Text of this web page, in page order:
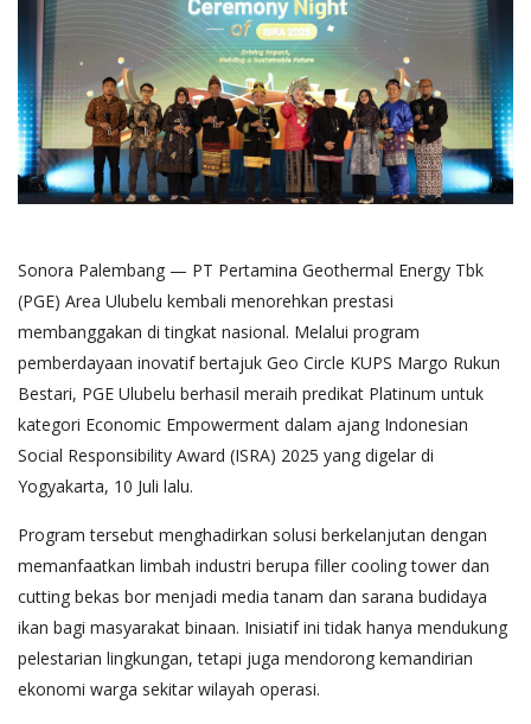
Sonora Palembang — PT Pertamina Geothermal Energy Tbk
(PGE) Area Ulubelu kembali menorehkan prestasi
membanggakan di tingkat nasional. Melalui program
pemberdayaan inovatif bertajuk Geo Circle KUPS Margo Rukun
Bestari, PGE Ulubelu berhasil meraih predikat Platinum untuk
kategori Economic Empowerment dalam ajang Indonesian
Social Responsibility Award (ISRA) 2025 yang digelar di
Yogyakarta, 10 Juli lalu.
Program tersebut menghadirkan solusi berkelanjutan dengan
memanfaatkan limbah industri berupa filler cooling tower dan
cutting bekas bor menjadi media tanam dan sarana budidaya
ikan bagi masyarakat binaan. Inisiatif ini tidak hanya mendukung
pelestarian lingkungan, tetapi juga mendorong kemandirian
ekonomi warga sekitar wilayah operasi.